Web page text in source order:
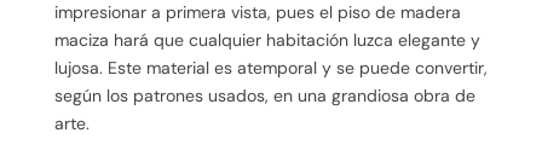
impresionar a primera vista, pues el piso de madera
maciza hará que cualquier habitación luzca elegante y
lujosa. Este material es atemporal y se puede convertir,
según los patrones usados, en una grandiosa obra de
arte.